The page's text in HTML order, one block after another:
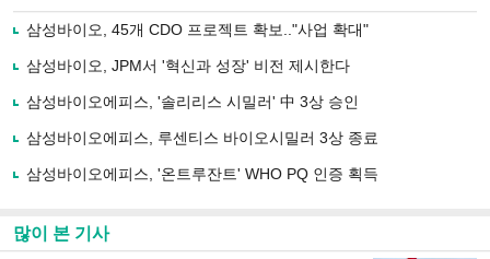
로
기
사
유
기
삼성바이오, 45개 CDO 프로젝트 확보.."사업 확대"
삼성바이오, JPM서 '혁신과 성장' 비전 제시한다
삼성바이오에피스, '솔리리스 시밀러' 中 3상 승인
삼성바이오에피스, 루센티스 바이오시밀러 3상 종료
삼성바이오에피스, '온트루잔트' WHO PQ 인증 획득
많이 본 기사